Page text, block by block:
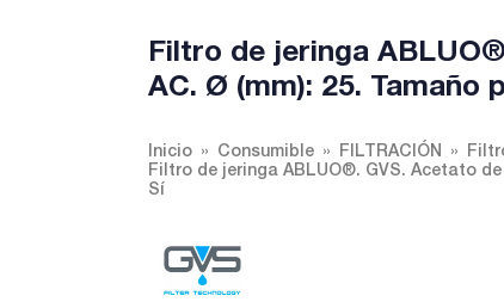
Filtro de jeringa
AC. Ø (mm): 25. Tamaño
Inicio Consumible FILTRACIÓN
Filtro de jeringa ABLUO®. GVS. Acetato
Sí